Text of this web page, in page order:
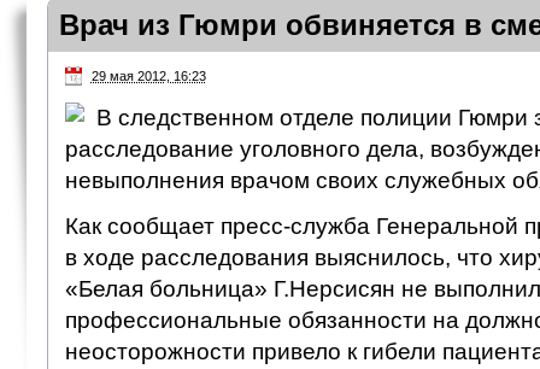
Врач из Гюмри обвиняется в
29 мая 2012, 16:23
В следственном отделе полиции Гюмри
расследование уголовного дела,
невыполнения врачом своих служебных
Как сообщает пресс-служба Генеральной
в ходе расследования выяснилось, что
«Белая больница» Г.Нерсисян не
профессиональные обязанности на
неосторожности привело к гибели